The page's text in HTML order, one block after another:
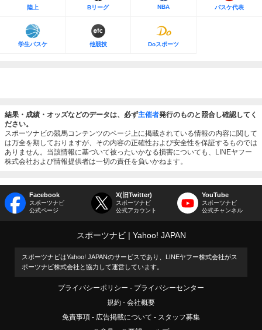
陸上 Bリーグ NBA バスケ代表
学生バスケ 他競技 Doスポーツ
結果・成績・オッズなどのデータは、必ず主催者発行のものと照合し確認してく
ださい。
スポーツナビの競馬コンテンツのページ上に掲載されている情報の内容に関して
は万全を期しておりますが、その内容の正確性および安全性を保証するものでは
ありません。当該情報に基づいて被ったいかなる損害についても、LINEヤフー
株式会社および情報提供者は一切の責任を負いかねます。
Facebook
スポーツナビ
公式ページ
X(旧Twitter)
スポーツナビ
公式アカウント
YouTube
スポーツナビ
公式チャンネル
スポーツナビ Yahoo! JAPAN
スポーツナビはYahoo! JAPANのサービスであり、LINEヤフー株式会社がス
ポーツナビ株式会社と協力して運営しています。
プライバシーポリシー
プライバシーセンター
規約
会社概要
免責事項
広告掲載について
スタッフ募集